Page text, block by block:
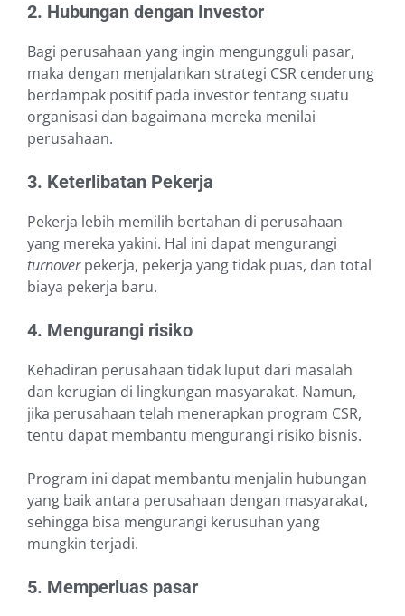
2. Hubungan dengan Investor
Bagi perusahaan yang ingin mengungguli pasar,
maka dengan menjalankan strategi CSR cenderung
berdampak positif pada investor tentang suatu
organisasi dan bagaimana mereka menilai
perusahaan.
3. Keterlibatan Pekerja
Pekerja lebih memilih bertahan di perusahaan
yang mereka yakini. Hal ini dapat mengurangi
turnoverpekerja, pekerja yang tidak puas, dan total
biaya pekerja baru.
4. Mengurangi risiko
Kehadiran perusahaan tidak luput dari masalah
dan kerugian di lingkungan masyarakat. Namun,
jika perusahaan telah menerapkan program CSR,
tentu dapat membantu mengurangi risiko bisnis.
Program ini dapat membantu menjalin hubungan
yang baik antara perusahaan dengan masyarakat,
sehingga bisa mengurangi kerusuhan yang
mungkin terjadi.
5. Memperluas pasar